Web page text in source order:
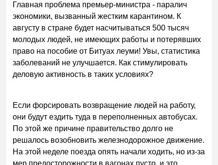
Главная проблема премьер-министра - паралич
экономики, вызванный жестким карантином. К
августу в стране будет насчитываться 500 тысяч
молодых людей, не имеющих работы и потерявших
право на пособие от Битуах леуми! Увы, статистика
заболеваний не улучшается. Как стимулировать
деловую активность в таких условиях?
Если форсировать возвращение людей на работу,
они будут ездить туда в переполненных автобусах.
По этой же причине правительство долго не
решалось возобновить железнодорожное движение.
На этой неделе поезда опять начали ходить, но из-за